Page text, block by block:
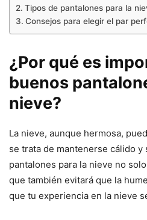
Tipos de pantalones para la
Consejos para elegir el par
¿Por qué es
buenos
nieve?
La nieve, aunque hermosa,
se trata de mantenerse cálido y
pantalones para la nieve no
que también evitará que la
que tu experiencia en la nieve